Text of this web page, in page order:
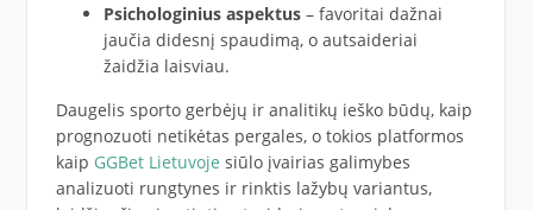
Psichologinius aspektus– favoritai dažnai
jaučia didesnį spaudimą, o autsaideriai
žaidžia laisviau.
Daugelis sporto gerbėjų ir analitikų ieško būdų, kaip
prognozuoti netikėtas pergales, o tokios platformos
kaip GGBet Lietuvoje siūlo įvairias galimybes
analizuoti rungtynes ir rinktis lažybų variantus,